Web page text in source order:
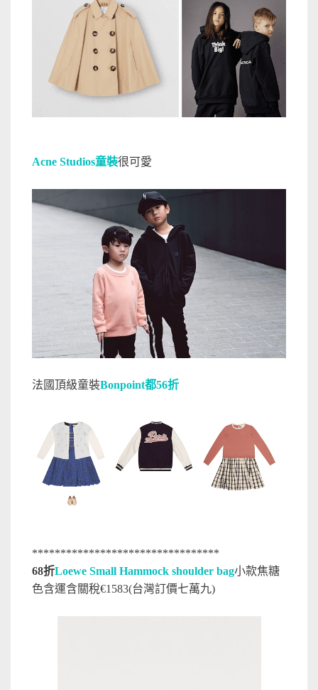
Acne Studios童裝很可愛
法國頂級童裝Bonpoint都56折
*********************************
68折Loewe Small Hammock shoulder bag小款焦糖
色含運含關稅€1583(台灣訂價七萬九)